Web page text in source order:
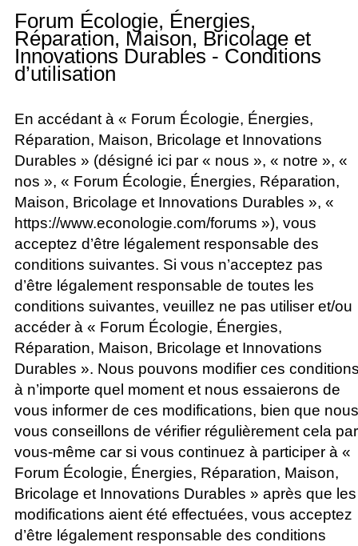
Forum Écologie, Énergies,
Réparation, Maison, Bricolage et
Innovations Durables - Conditions
d’utilisation
En accédant à « Forum Écologie, Énergies,
Réparation, Maison, Bricolage et Innovations
Durables » (désigné ici par « nous », « notre », «
nos », « Forum Écologie, Énergies, Réparation,
Maison, Bricolage et Innovations Durables », «
https://www.econologie.com/forums »), vous
acceptez d’être légalement responsable des
conditions suivantes. Si vous n’acceptez pas
d’être légalement responsable de toutes les
conditions suivantes, veuillez ne pas utiliser et/ou
accéder à « Forum Écologie, Énergies,
Réparation, Maison, Bricolage et Innovations
Durables ». Nous pouvons modifier ces
à n’importe quel moment et nous essaierons de
vous informer de ces modifications, bien que nous
vous conseillons de vérifier régulièrement cela par
vous-même car si vous continuez à participer à «
Forum Écologie, Énergies, Réparation, Maison,
Bricolage et Innovations Durables » après que les
modifications aient été effectuées, vous acceptez
d’être légalement responsable des conditions